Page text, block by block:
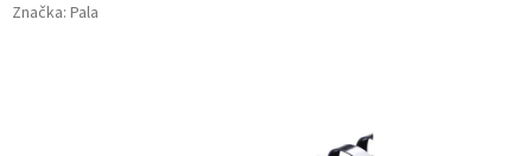
Značka: Pala